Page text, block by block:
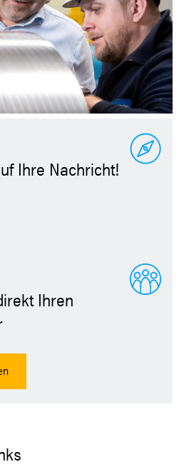
Ihre Nachricht!
Ihren